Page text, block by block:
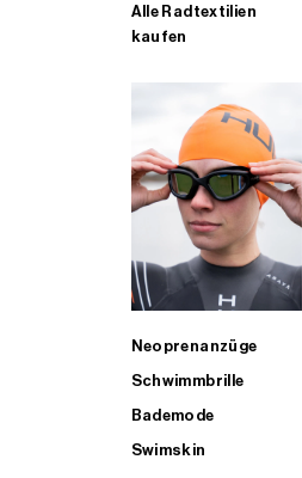
Alle Radtextilien
kaufen
Neoprenanzüge
Schwimmbrille
Bademode
Swimskin